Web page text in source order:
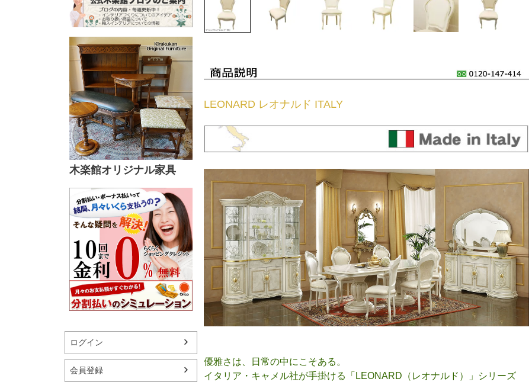
木楽館オリジナル家具
ログイン
会員登録
LEONARD レオナルド ITALY
優雅さは、日常の中にこそある。
イタリア・キャメル社が手掛ける「LEONARD（レオナルド）」シリーズ